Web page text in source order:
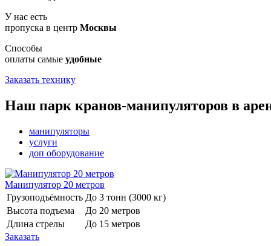
У нас есть
пропуска в центр Москвы
Способы
оплаты самые удобные
Заказать технику
Наш парк кранов-манипуляторов в
манипуляторы
услуги
доп оборудование
Манипулятор 20 метров
Грузоподъёмность До 3 тонн (3000 кг)
Высота подъема
До 20 метров
Длина стрелы
До 15 метров
Заказать